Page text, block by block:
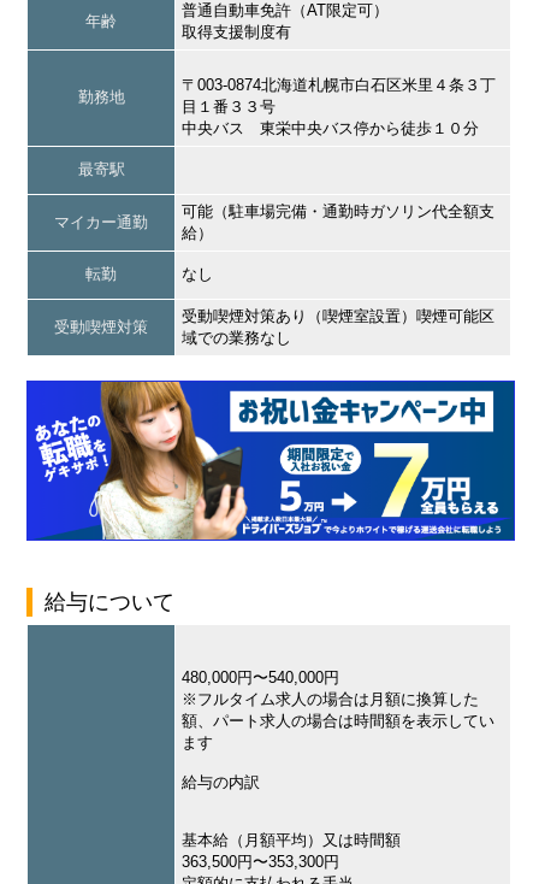
年齢
普通自動車免許（AT限定可）
取得支援制度有
勤務地
〒003-0874北海道札幌市白石区米里４条３丁
目１番３３号
中央バス 東栄中央バス停から徒歩１０分
最寄駅
マイカー通勤
可能（駐車場完備・通勤時ガソリン代全額支
給）
転勤 なし
受動喫煙対策
受動喫煙対策あり（喫煙室設置）喫煙可能区
域での業務なし
給与について
480,000円〜540,000円
※フルタイム求人の場合は月額に換算した
額、パート求人の場合は時間額を表示してい
ます
給与の内訳
基本給（月額平均）又は時間額
363,500円〜353,300円